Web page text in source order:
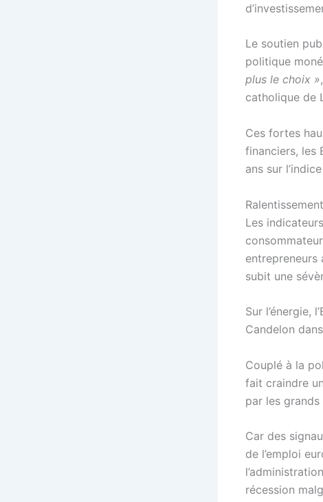
Le soutien
politique
plus le choix »
catholique de
Ces fortes
financiers, les
ans sur
Les
entrepreneurs
subit une
Sur l’énergie,
Candelon
Couplé à la
fait craindre
par les
Car des
de l’emploi
récession